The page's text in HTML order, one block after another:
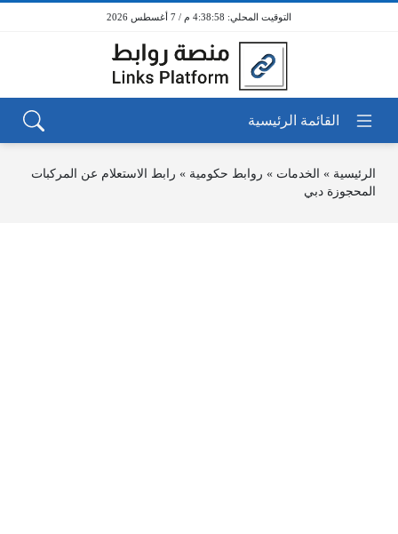
4:38:58 م / 7 أغسطس 2026
الرئيسية » الخدمات » روابط حكومية » رابط الاستعلام عن المركبات
المحجوزة دبي